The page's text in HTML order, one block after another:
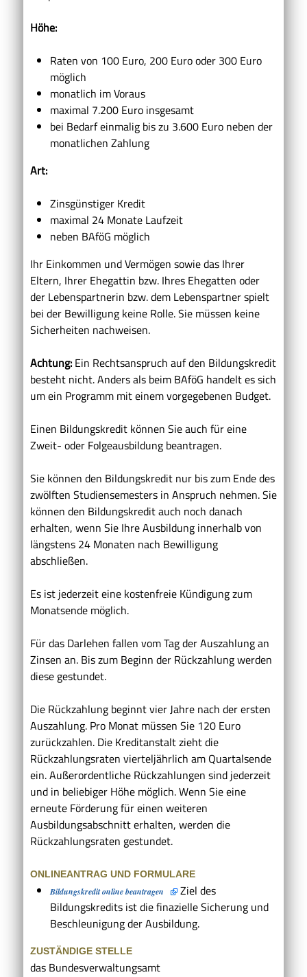
Höhe:
Raten von 100 Euro, 200 Euro oder 300 Euro
möglich
monatlich im Voraus
maximal 7.200 Euro insgesamt
bei Bedarf einmalig bis zu 3.600 Euro neben der
monatlichen Zahlung
Art:
Zinsgünstiger Kredit
maximal 24 Monate Laufzeit
neben BAföG möglich
Ihr Einkommen und Vermögen sowiedas Ihrer
Eltern, Ihrer Ehegattin bzw. Ihres Ehegatten oder
der Lebenspartnerin bzw. dem Lebenspartnerspielt
bei der Bewilligung keine Rolle. Sie müssen keine
Sicherheiten nachweisen.
Achtung: Ein Rechtsanspruch auf den Bildungskredit
besteht nicht. Anders als beim BAföG handelt es sich
um ein Programm mit einem vorgegebenen Budget.
Einen Bildungskredit können Sie auch für eine
Zweit- oder Folgeausbildung beantragen.
Sie können den Bildungskredit nur bis zum Ende des
zwölften Studiensemesters in Anspruch nehmen. Sie
können den Bildungskredit auch noch danach
erhalten, wenn Sie Ihre Ausbildung innerhalb von
längstens 24 Monaten nach Bewilligung
abschließen.
Es ist jederzeit eine kostenfreie Kündigung zum
Monatsende möglich.
Für das Darlehen fallen vom Tag der Auszahlung an
Zinsen an. Bis zum Beginn der Rückzahlung werden
diese gestundet.
Die Rückzahlung beginnt vier Jahre nach der ersten
Auszahlung. Pro Monat müssen Sie 120 Euro
zurückzahlen. Die Kreditanstalt zieht die
Rückzahlungsraten vierteljährlich am Quartalsende
ein. Außerordentliche Rückzahlungen sind jederzeit
und in beliebiger Höhe möglich. Wenn Sie eine
erneute Förderung für einen weiteren
Ausbildungsabschnitt erhalten, werden die
Rückzahlungsraten gestundet.
ONLINEANTRAG UND FORMULARE
Bildungskredit online beantragen
Ziel des
Bildungskredits ist die finazielle Sicherung und
Beschleunigung der Ausbildung.
ZUSTÄNDIGE STELLE
das Bundesverwaltungsamt